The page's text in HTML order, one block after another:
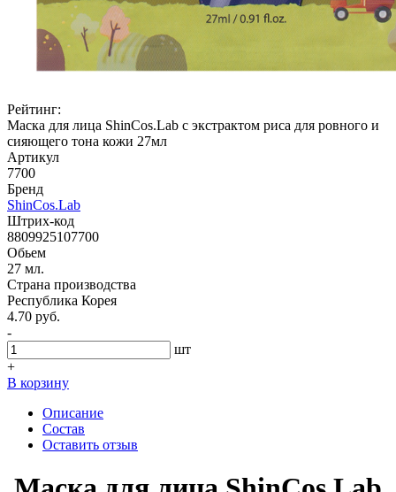
Рейтинг:
Маска для лица ShinCos.Lab с экстрактом риса для ровного и
сияющего тона кожи 27мл
Артикул
7700
Бренд
ShinCos.Lab
Штрих-код
8809925107700
Обьем
27 мл.
Страна производства
Республика Корея
4.70 руб.
-
шт
+
В корзину
Описание
Состав
Оставить отзыв